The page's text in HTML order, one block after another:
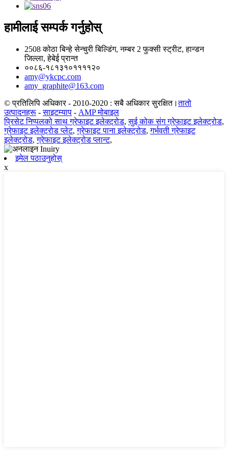
हामीलाई सम्पर्क गर्नुहोस्
2508 कोठा बिन्हे सेन्चुरी बिल्डिंग, नम्बर 2 फुक्सी स्ट्रीट, हान्डन
जिल्ला, हेबेई प्रान्त
००८६-१८१३१०११११२०
amy@ykcpc.com
amy_graphite@163.com
© प्रतिलिपि अधिकार - 2010-2020 : सबै अधिकार सुरक्षित।तातो
उत्पादनहरू -साइटम्याप - AMP मोबाइल
प्रिसेट निप्पलको साथ ग्रेफाइट इलेक्ट्रोड,सुई कोक संग ग्रेफाइट इलेक्ट्रोड,
ग्रेफाइट इलेक्ट्रोड प्लेट,ग्रेफाइट पाना इलेक्ट्रोड,गर्भवती ग्रेफाइट
इलेक्ट्रोड,ग्रेफाइट इलेक्ट्रोड प्लान्ट,
इमेल पठाउनुहोस्
x